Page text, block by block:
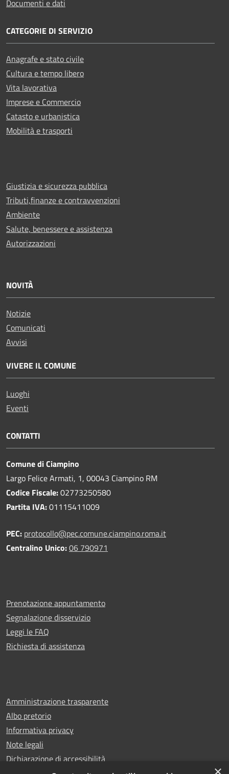
Documenti e dati
CATEGORIE DI SERVIZIO
Anagrafe e stato civile
Cultura e tempo libero
Vita lavorativa
Imprese e Commercio
Catasto e urbanistica
Mobilità e trasporti
Giustizia e sicurezza pubblica
Tributi,finanze e contravvenzioni
Ambiente
Salute, benessere e assistenza
Autorizzazioni
NOVITÀ
Notizie
Comunicati
Avvisi
VIVERE IL COMUNE
Luoghi
Eventi
CONTATTI
Comune di Ciampino
Largo Felice Armati, 1, 00043 Ciampino RM
Codice Fiscale:02773250580
Partita IVA:01115411009
PEC: protocollo@pec.comune.ciampino.roma.it
Centralino Unico:06 790971
Prenotazione appuntamento
Segnalazione disservizio
Leggi le FAQ
Richiesta di assistenza
Amministrazione trasparente
Albo pretorio
Informativa privacy
Note legali
Dichiarazione di accessibilità